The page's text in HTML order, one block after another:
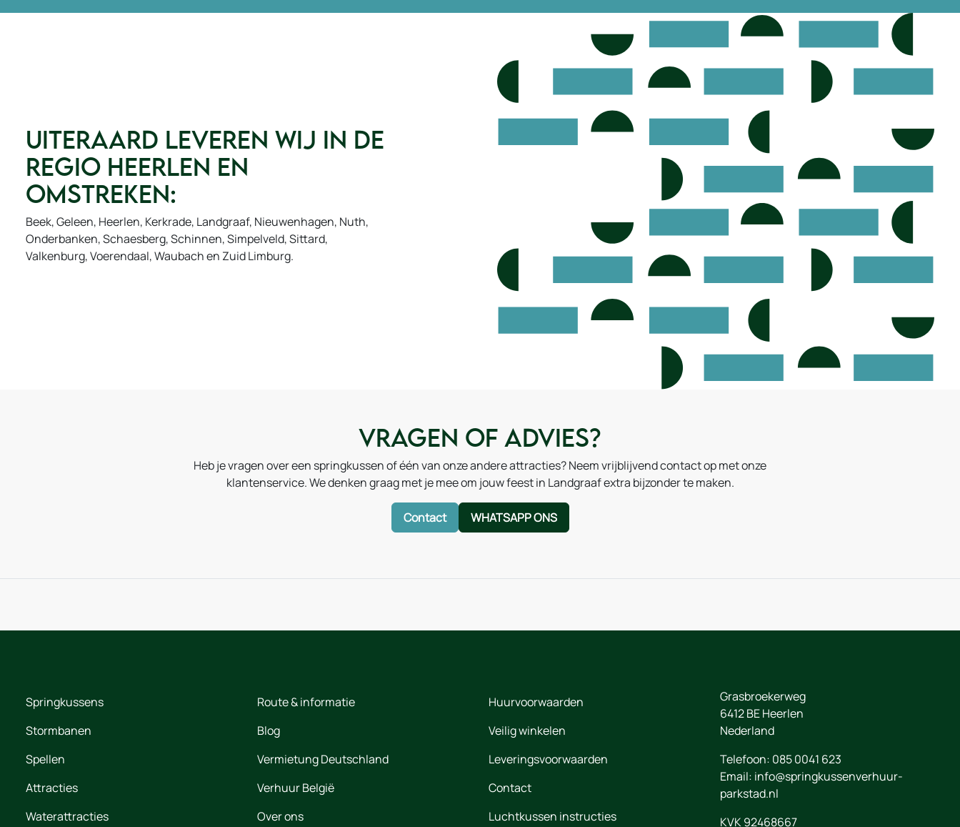
Uiteraard leveren wij in de
regio Heerlen en
omstreken:
Beek, Geleen, Heerlen, Kerkrade, Landgraaf, Nieuwenhagen, Nuth,
Onderbanken, Schaesberg, Schinnen, Simpelveld, Sittard,
Valkenburg, Voerendaal, Waubach en Zuid Limburg.
Vragen of advies?
Heb je vragen over een springkussen of één van onze andere attracties? Neem vrijblijvend contact op met onze
klantenservice. We denken graag met je mee om jouw feest in Landgraaf extra bijzonder te maken.
Contact WHATSAPP ONS
Springkussens
Stormbanen
Spellen
Attracties
Waterattracties
Route & informatie
Blog
Vermietung Deutschland
Verhuur België
Over ons
Huurvoorwaarden
Veilig winkelen
Leveringsvoorwaarden
Contact
Luchtkussen instructies
Grasbroekerweg
6412 BEHeerlen
Nederland
Telefoon: 085 0041 623
Email: info@springkussenverhuur-
parkstad.nl
KVK 92468667